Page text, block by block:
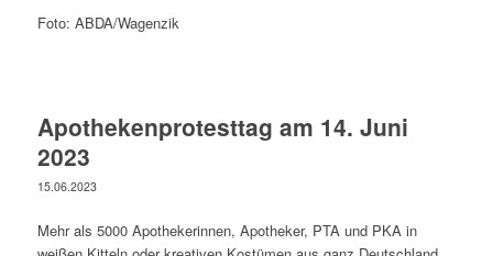
Foto: ABDA/Wagenzik
Apothekenprotesttag am 14. Juni
2023
15.06.2023
Mehr als 5000 Apothekerinnen, Apotheker, PTA und PKA in